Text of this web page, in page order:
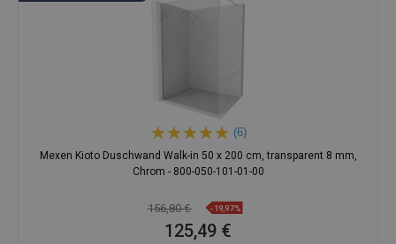
(6)
Mexen Kioto Duschwand Walk-in 50 x 200 cm, transparent 8 mm,
Chrom - 800-050-101-01-00
156,80 € -19,97%
125,49 €